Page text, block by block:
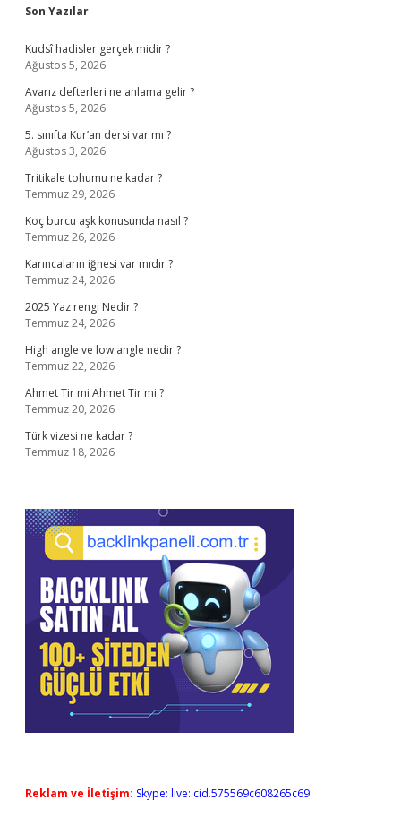
Sidebar
Son Yazılar
Kudsî hadisler gerçek midir ?
Ağustos 5, 2026
Avarız defterleri ne anlama gelir ?
Ağustos 5, 2026
5. sınıfta Kur’an dersi var mı ?
Ağustos 3, 2026
Tritikale tohumu ne kadar ?
Temmuz 29, 2026
Koç burcu aşk konusunda nasıl ?
Temmuz 26, 2026
Karıncaların iğnesi var mıdır ?
Temmuz 24, 2026
2025 Yaz rengi Nedir ?
Temmuz 24, 2026
High angle ve low angle nedir ?
Temmuz 22, 2026
Ahmet Tir mi Ahmet Tir mi ?
Temmuz 20, 2026
Türk vizesi ne kadar ?
Temmuz 18, 2026
Reklam ve İletişim: Skype: live:.cid.575569c608265c69